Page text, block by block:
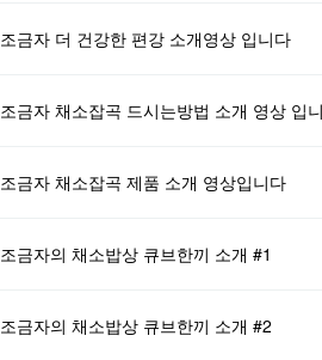
조금자 더 건강한 편강 소개영상 입니다
조금자 채소잡곡 드시는방법 소개 영상 입
조금자 채소잡곡 제품 소개 영상입니다
조금자의 채소밥상 큐브한끼 소개 #1
조금자의 채소밥상 큐브한끼 소개 #2